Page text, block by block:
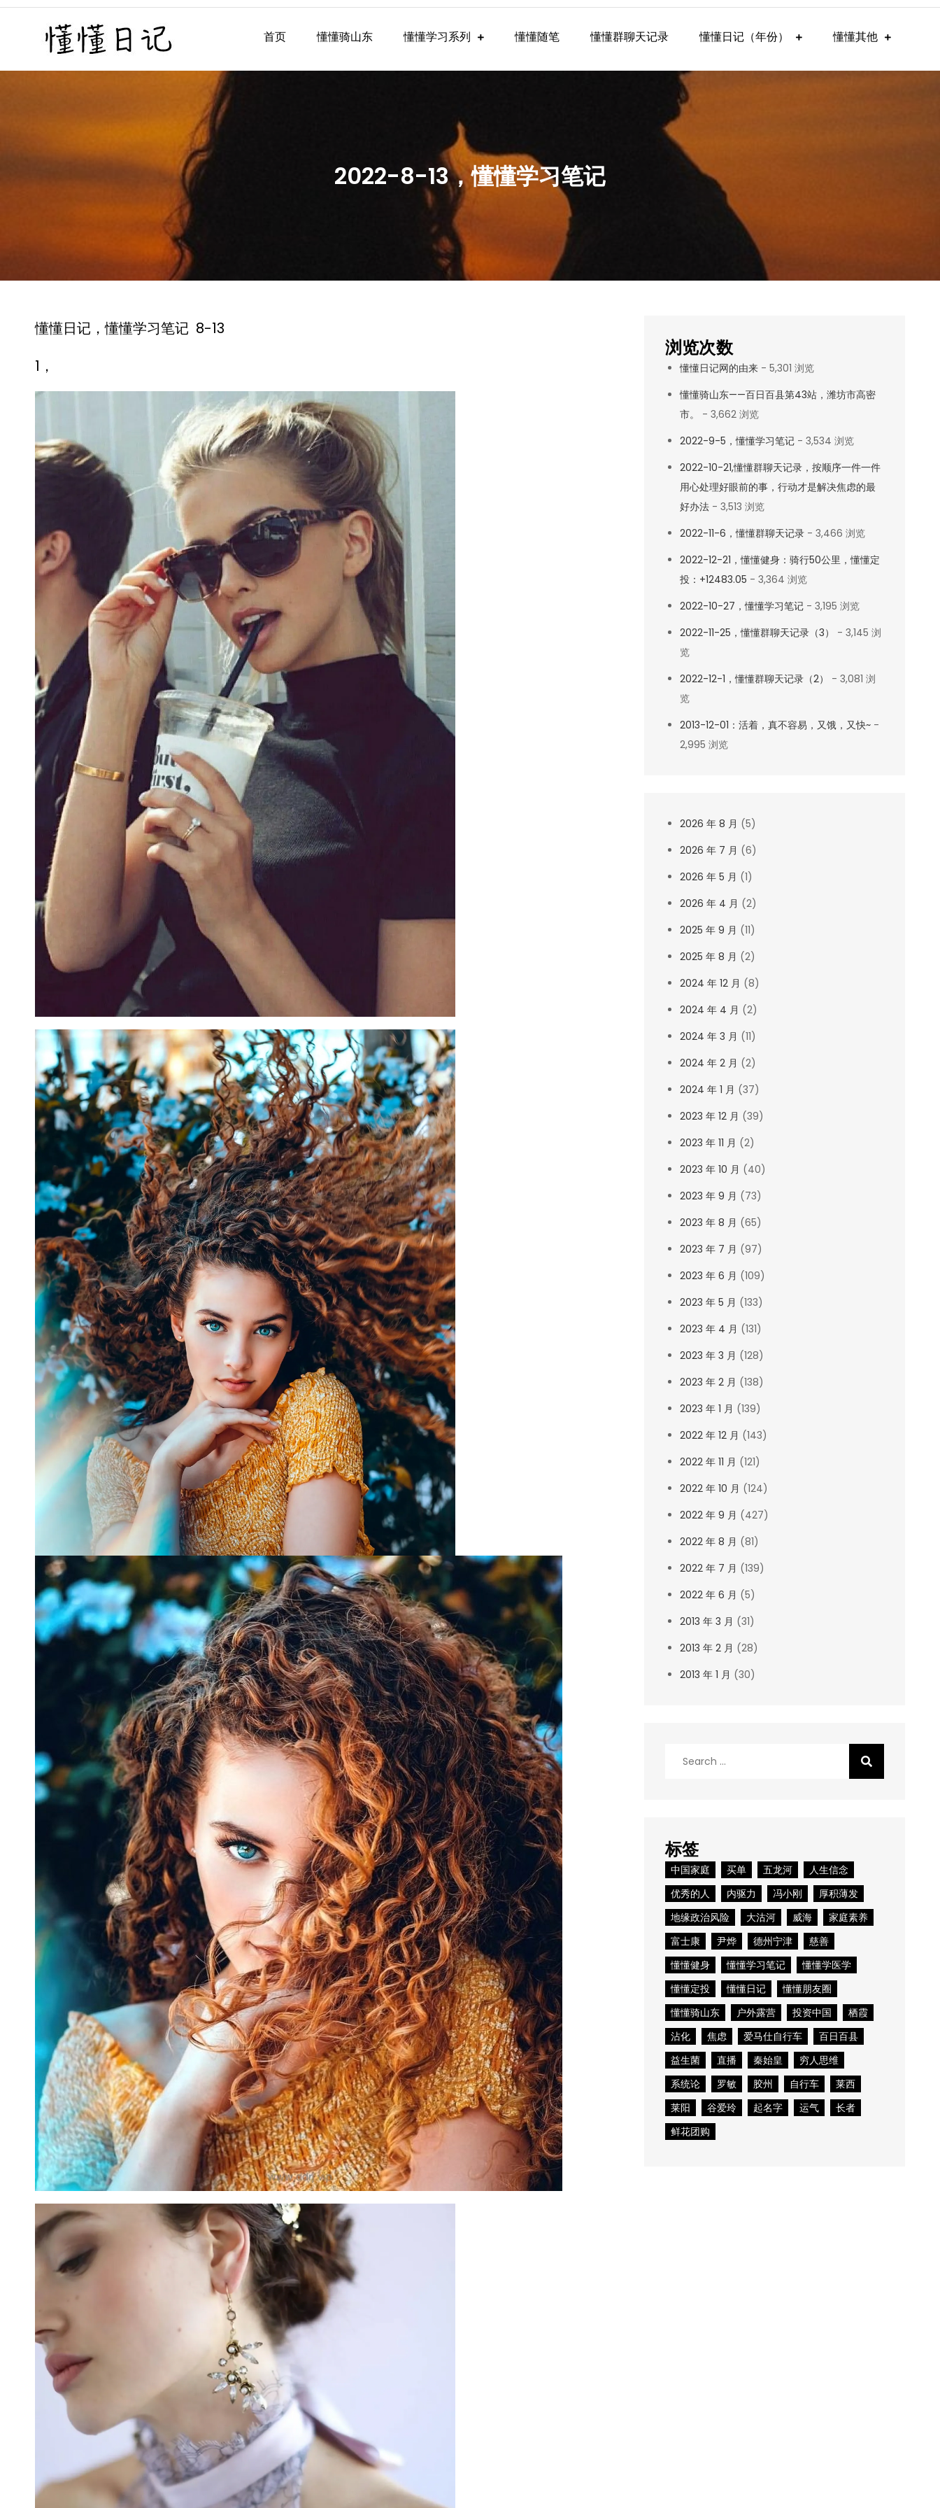
Skip
懂懂日记
懂懂日记网每天同步更新懂懂学习群内容
首页 懂懂骑山东 懂懂学习系列 懂懂随笔 懂懂群聊天记录 懂懂日记（年份） 懂懂其他
2022-8-13，懂懂学习笔记
懂懂日记，懂懂学习笔记 8-13
1，
浏览次数
懂懂日记网的由来- 5,301 浏览
懂懂骑山东——百日百县第43站，潍坊市高密
市。
- 3,662 浏览
2022-9-5，懂懂学习笔记- 3,534 浏览
2022-10-21,懂懂群聊天记录，按顺序一件一件
用心处理好眼前的事，行动才是解决焦虑的最
好办法- 3,513 浏览
2022-11-6，懂懂群聊天记录- 3,466 浏览
2022-12-21，懂懂健身：骑行50公里，懂懂定
投：+12483.05 - 3,364 浏览
2022-10-27，懂懂学习笔记- 3,195 浏览
2022-11-25，懂懂群聊天记录（3）
- 3,145 浏
览
2022-12-1，懂懂群聊天记录（2）
- 3,081 浏
览
2013-12-01：活着，真不容易，又饿，又快~-
2,995 浏览
2026 年 8 月 (5)
2026 年 7 月 (6)
2026 年 5 月 (1)
2026 年 4 月 (2)
2025 年 9 月 (11)
2025 年 8 月 (2)
2024 年 12 月 (8)
2024 年 4 月 (2)
2024 年 3 月 (11)
2024 年 2 月 (2)
2024 年 1 月 (37)
2023 年 12 月 (39)
2023 年 11 月 (2)
2023 年 10 月 (40)
2023 年 9 月 (73)
2023 年 8 月 (65)
2023 年 7 月 (97)
2023 年 6 月 (109)
2023 年 5 月 (133)
2023 年 4 月 (131)
2023 年 3 月 (128)
2023 年 2 月 (138)
2023 年 1 月 (139)
2022 年 12 月 (143)
2022 年 11 月 (121)
2022 年 10 月 (124)
2022 年 9 月 (427)
2022 年 8 月 (81)
2022 年 7 月 (139)
2022 年 6 月 (5)
2013 年 3 月 (31)
2013 年 2 月 (28)
2013 年 1 月 (30)
标签
中国家庭 买单 五龙河
人生信念
优秀的人
内驱力 冯小刚
厚积薄发
地缘政治风险
大沽河 威海
家庭素养
富士康
尹烨 德州宁津
慈善
懂懂健身
懂懂学习笔记
懂懂学医学
懂懂定投
懂懂日记
懂懂朋友圈
懂懂骑山东
户外露营 投资中国
栖霞
沾化
焦虑 爱马仕自行车
百日百县
益生菌
直播 秦始皇
穷人思维
系统论
罗敏 胶州 自行车
莱西
莱阳
谷爱玲 起名字 运气
长者
鲜花团购